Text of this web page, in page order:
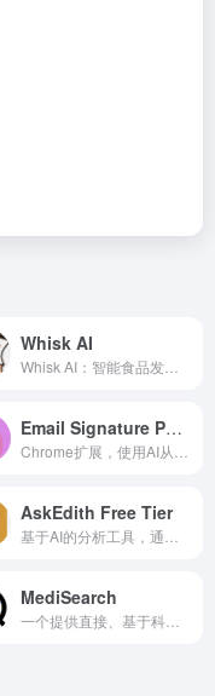
Whisk AI
Email Signature Parser
AskEdith Free Tier
MediSearch